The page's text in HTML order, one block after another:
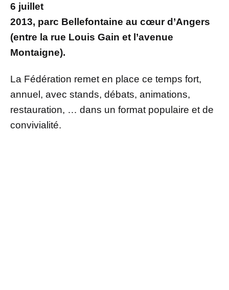
6 juillet
2013, parc Bellefontaine au cœur d’Angers
(entre la rue Louis Gain et l’avenue
Montaigne).
La Fédération remet en place ce temps fort,
annuel, avec stands, débats, animations,
restauration, … dans un format populaire et de
convivialité.